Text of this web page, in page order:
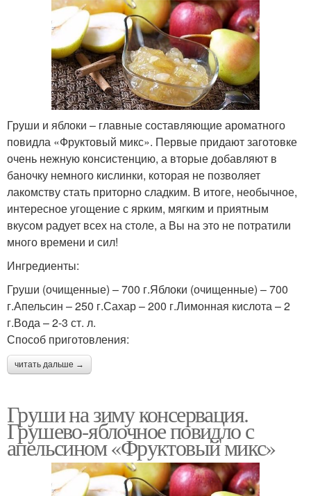
Груши и яблоки – главные составляющие ароматного
повидла «Фруктовый микс». Первые придают заготовке
очень нежную консистенцию, а вторые добавляют в
баночку немного кислинки, которая не позволяет
лакомству стать приторно сладким. В итоге, необычное,
интересное угощение с ярким, мягким и приятным
вкусом радует всех на столе, а Вы на это не потратили
много времени и сил!
Ингредиенты:
Груши (очищенные) – 700 г.Яблоки (очищенные) – 700
г.Апельсин – 250 г.Сахар – 200 г.Лимонная кислота – 2
г.Вода – 2-3 ст. л.
Способ приготовления:
читать дальше →
Груши на зиму консервация.
Грушево-яблочное повидло с
апельсином «Фруктовый микс»